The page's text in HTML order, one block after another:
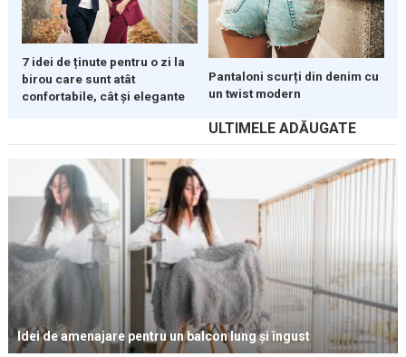
7 idei de ținute pentru o zi la
birou care sunt atât
confortabile, cât și elegante
Pantaloni scurți din denim cu
un twist modern
ULTIMELE ADĂUGATE
Idei de amenajare pentru un balcon lung și îngust